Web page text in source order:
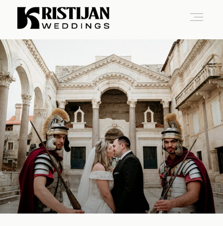
Home
Info
Blog
Gallery